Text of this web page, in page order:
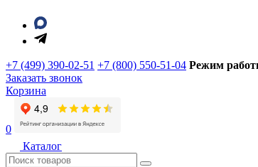
+7 (499) 390-02-51 +7 (800) 550-51-04 Режим
Заказать звонок
Корзина
0
Каталог